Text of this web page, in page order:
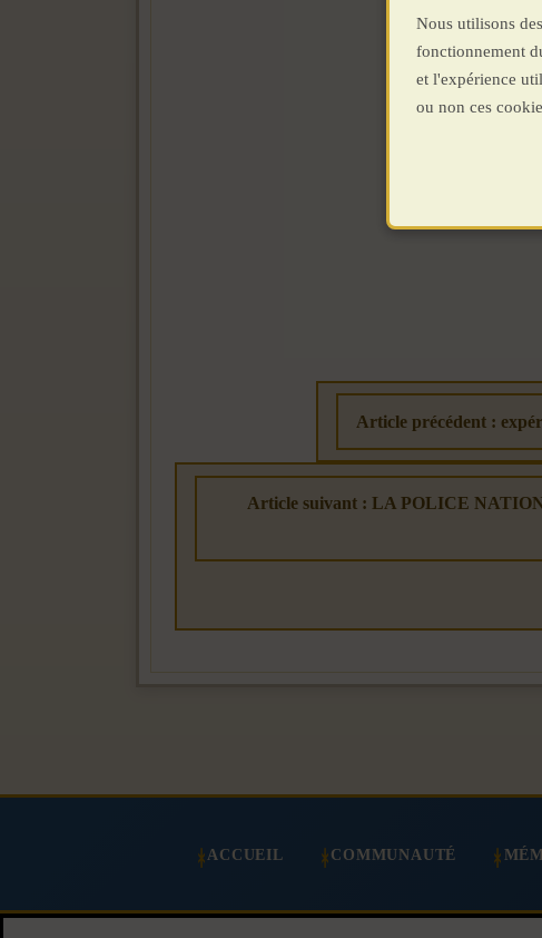
Article précédent :
Article suivant : LA POLICE
ACCUEIL COMMUNAUTÉ
Nous utilisons
fonctionnement
et l'expérience
ou non ces